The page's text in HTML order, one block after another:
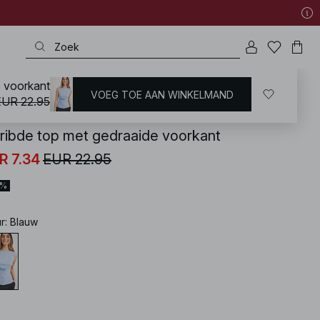
/ Zomerkleding Zomer tops
top met gedraaide voorkant
7.34EUR 22.95
: Blauw
voorkant
22.95
VOEG TOE AAN WINKELMAND